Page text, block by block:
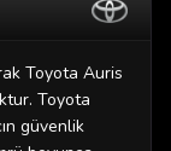
Toyota Auris
Toyota
güvenlik